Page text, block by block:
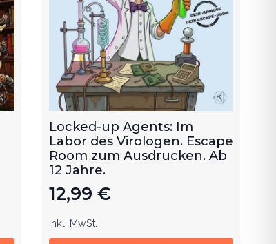
Locked-up Agents: Im
Labor des Virologen. Escape
Room zum Ausdrucken. Ab
12 Jahre.
12,99 €
inkl. MwSt.